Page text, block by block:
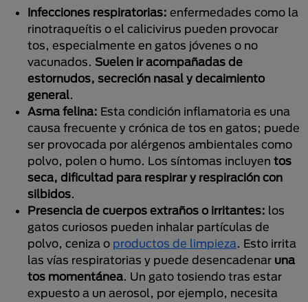
Infecciones respiratorias: enfermedades como la
rinotraqueítis o el calicivirus pueden provocar
tos, especialmente en gatos jóvenes o no
vacunados. Suelen ir acompañadas de
estornudos, secreción nasal y decaimiento
general.
Asma felina: Esta condición inflamatoria es una
causa frecuente y crónica de tos en gatos; puede
ser provocada por alérgenos ambientales como
polvo, polen o humo. Los síntomas incluyen tos
seca, dificultad para respirar y respiración con
silbidos.
Presencia de cuerpos extraños o irritantes: los
gatos curiosos pueden inhalar partículas de
polvo, ceniza o productos de limpieza. Esto irrita
las vías respiratorias y puede desencadenar una
tos momentánea. Un gato tosiendo tras estar
expuesto a un aerosol, por ejemplo, necesita